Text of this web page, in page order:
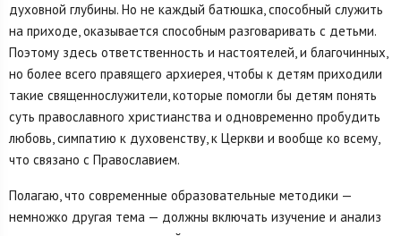
духовной глубины. Но не каждый батюшка, способный служить
на приходе, оказывается способным разговаривать с детьми.
Поэтому здесь ответственность и настоятелей, и благочинных,
но более всего правящего архиерея, чтобы к детям приходили
такие священнослужители, которые помогли бы детям понять
суть православного христианства и одновременно пробудить
любовь, симпатию к духовенству, к Церкви и вообще ко всему,
что связано с Православием.
Полагаю, что современные образовательные методики —
немножко другая тема — должны включать изучение и анализ